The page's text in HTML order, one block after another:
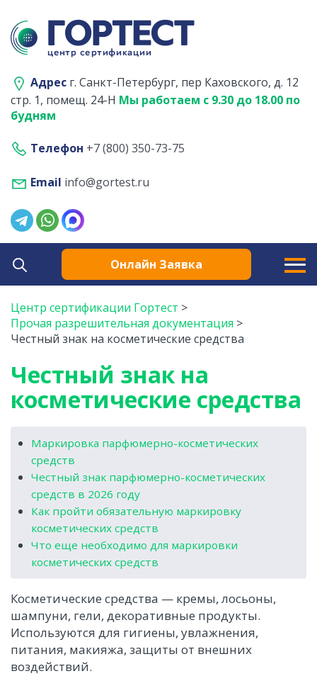
Адрес г. Санкт-Петербург, пер Каховского, д. 12
стр. 1, помещ. 24-Н Мы работаем с 9.30 до 18.00 по
будням
Телефон +7 (800) 350-73-75
Email info@gortest.ru
Онлайн Заявка
Центр сертификации Гортест >
Прочая разрешительная документация >
Честный знак на косметические средства
Честный знак на
косметические средства
Маркировка парфюмерно-косметических
средств
Честный знак парфюмерно-косметических
средств в 2026 году
Как пройти обязательную маркировку
косметических средств
Что еще необходимо для маркировки
косметических средств
Косметические средства — кремы, лосьоны,
шампуни, гели, декоративные продукты.
Используются для гигиены, увлажнения,
питания, макияжа, защиты от внешних
воздействий.